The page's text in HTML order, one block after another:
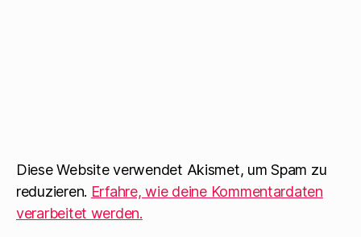
Diese Website verwendet Akismet, um Spam zu
reduzieren. Erfahre, wie deine Kommentardaten
verarbeitet werden.